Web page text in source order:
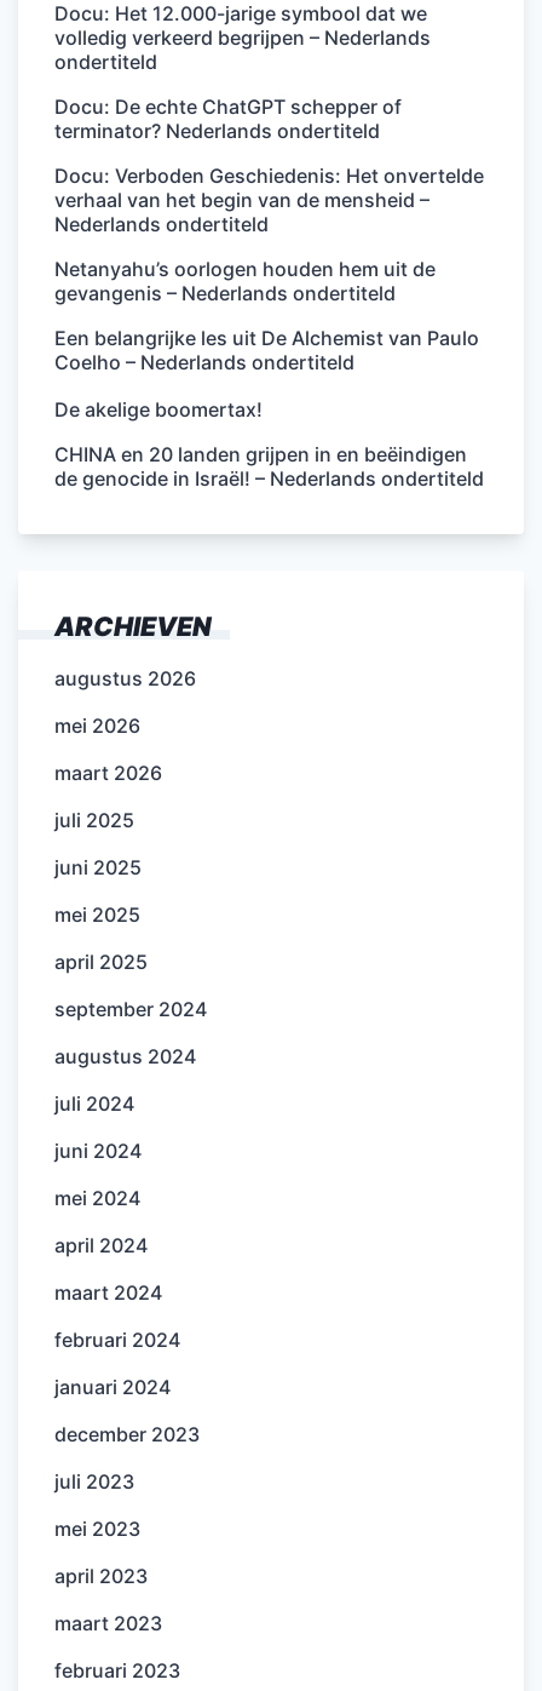
Docu: Het 12.000-jarige symbool dat we
volledig verkeerd begrijpen – Nederlands
ondertiteld
Docu: De echte ChatGPT schepper of
terminator? Nederlands ondertiteld
Docu: Verboden Geschiedenis: Het onvertelde
verhaal van het begin van de mensheid –
Nederlands ondertiteld
Netanyahu’s oorlogen houden hem uit de
gevangenis – Nederlands ondertiteld
Een belangrijke les uit De Alchemist van Paulo
Coelho – Nederlands ondertiteld
De akelige boomertax!
CHINA en 20 landen grijpen in en beëindigen
de genocide in Israël! – Nederlands ondertiteld
ARCHIEVEN
augustus 2026
mei 2026
maart 2026
juli 2025
juni 2025
mei 2025
april 2025
september 2024
augustus 2024
juli 2024
juni 2024
mei 2024
april 2024
maart 2024
februari 2024
januari 2024
december 2023
juli 2023
mei 2023
april 2023
maart 2023
februari 2023